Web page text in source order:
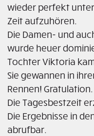
wieder perfekt
Zeit aufzuhören.
Die Damen- und
wurde heuer
Tochter Viktoria
Sie gewannen in
Rennen! Gratulation.
Die Tagesbestzeit
Die Ergebnisse in
abrufbar.